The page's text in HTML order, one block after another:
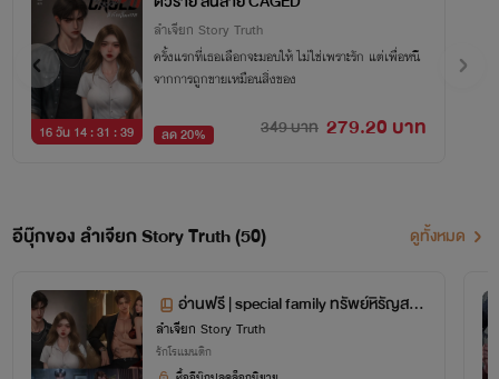
16 วัน 14 : 31 : 39
ลำเจียก Story Truth
ครั้งแรกที่เธอเลือกจะมอบให้ ไม่ใช่เพราะรัก แต่เพื่อหนี
จากการถูกขายเหมือนสิ่งของ
ลด 20% 349 บาท 279.20 บาท
อีบุ๊กของ ลำเจียก Story Truth (50) ดูทั้งหมด
อ่านฟรี | special family ทรัพย์หิรัญสกุ
ล
ลำเจียก Story Truth
รักโรแมนติก